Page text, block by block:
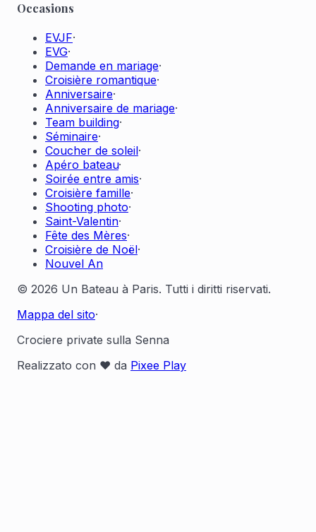
Occasions
EVJF·
EVG·
Demande en mariage·
Croisière romantique·
Anniversaire·
Anniversaire de mariage·
Team building·
Séminaire·
Coucher de soleil·
Apéro bateau·
Soirée entre amis·
Croisière famille·
Shooting photo·
Saint-Valentin·
Fête des Mères·
Croisière de Noël·
Nouvel An
© 2026 Un Bateau à Paris. Tutti i diritti riservati.
Mappa del sito·
Crociere private sulla Senna
Realizzato con ❤️ da Pixee Play